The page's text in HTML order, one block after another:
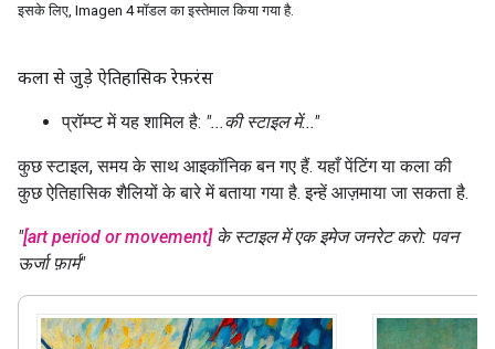
इसके लिए, Imagen 4 मॉडल का इस्तेमाल किया गया है.
कला से जुड़े ऐतिहासिक रेफ़रंस
प्रॉम्प्ट में यह शामिल है: "...की स्टाइल में..."
कुछ स्टाइल, समय के साथ आइकॉनिक बन गए हैं. यहाँ पेंटिंग या कला की
कुछ ऐतिहासिक शैलियों के बारे में बताया गया है. इन्हें आज़माया जा सकता है.
"[art period or movement] के स्टाइल में एक इमेज जनरेट करो: पवन
ऊर्जा फ़ार्म"